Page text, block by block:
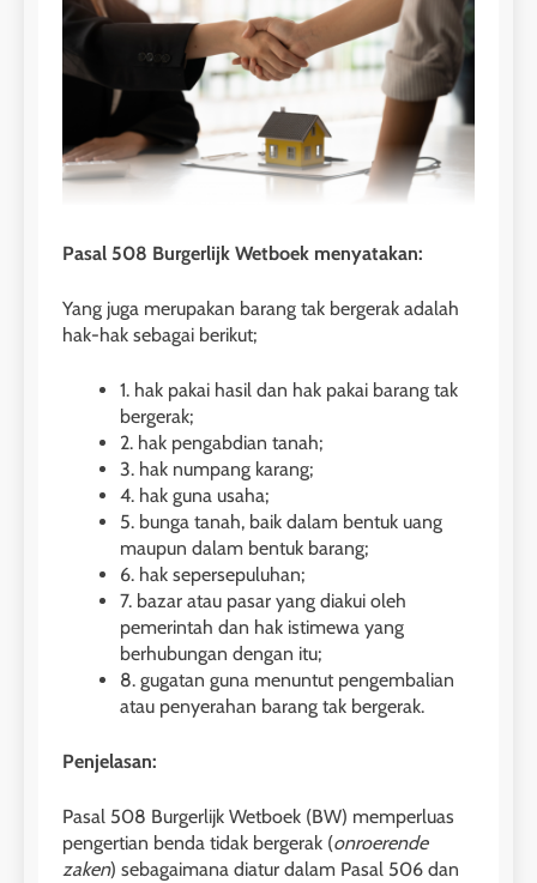
Pasal 508 Burgerlijk Wetboek menyatakan:
Yang juga merupakan barang tak bergerak adalah
hak-hak sebagai berikut;
1. hak pakai hasil dan hak pakai barang tak
bergerak;
2. hak pengabdian tanah;
3. hak numpang karang;
4. hak guna usaha;
5. bunga tanah, baik dalam bentuk uang
maupun dalam bentuk barang;
6. hak sepersepuluhan;
7. bazar atau pasar yang diakui oleh
pemerintah dan hak istimewa yang
berhubungan dengan itu;
8. gugatan guna menuntut pengembalian
atau penyerahan barang tak bergerak.
Penjelasan:
Pasal 508 Burgerlijk Wetboek (BW) memperluas
pengertian benda tidak bergerak (onroerende
zaken) sebagaimana diatur dalam Pasal 506 dan